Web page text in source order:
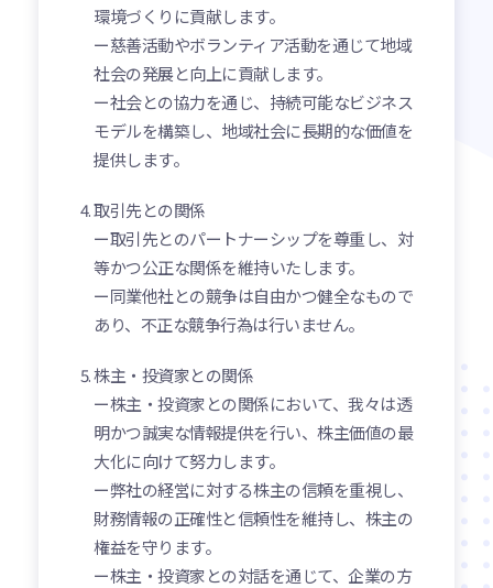
環境づくりに貢献します。
ー慈善活動やボランティア活動を通じて地域
社会の発展と向上に貢献します。
ー社会との協力を通じ、持続可能なビジネス
モデルを構築し、地域社会に長期的な価値を
提供します。
取引先との関係
ー取引先とのパートナーシップを尊重し、対
等かつ公正な関係を維持いたします。
ー同業他社との競争は自由かつ健全なもので
あり、不正な競争行為は行いません。
株主・投資家との関係
ー株主・投資家との関係において、我々は透
明かつ誠実な情報提供を行い、株主価値の最
大化に向けて努力します。
ー弊社の経営に対する株主の信頼を重視し、
財務情報の正確性と信頼性を維持し、株主の
権益を守ります。
ー株主・投資家との対話を通じて、企業の方